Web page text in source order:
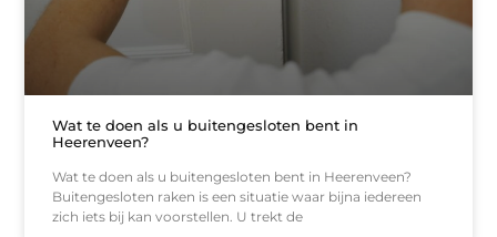
Wat te doen als u buitengesloten bent in
Heerenveen?
Wat te doen als u buitengesloten bent in Heerenveen?
Buitengesloten raken is een situatie waar bijna iedereen
zich iets bij kan voorstellen. U trekt de